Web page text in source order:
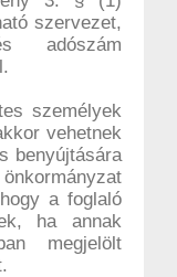
szervezet,
adószám
személyek
vehetnek
benyújtására
a foglaló
ha annak
megjelölt